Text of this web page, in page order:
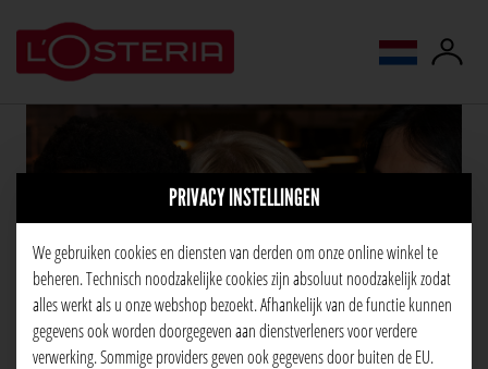
PRIVACY INSTELLINGEN
We gebruiken cookies en diensten van derden om onze online winkel te
beheren. Technisch noodzakelijke cookies zijn absoluut noodzakelijk zodat
alles werkt als u onze webshop bezoekt. Afhankelijk van de functie kunnen
gegevens ook worden doorgegeven aan dienstverleners voor verdere
verwerking. Sommige providers geven ook gegevens door buiten de EU.
taal wijzigen